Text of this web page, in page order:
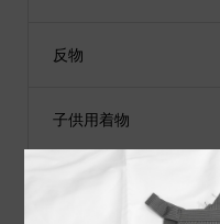
反物
子供用着物